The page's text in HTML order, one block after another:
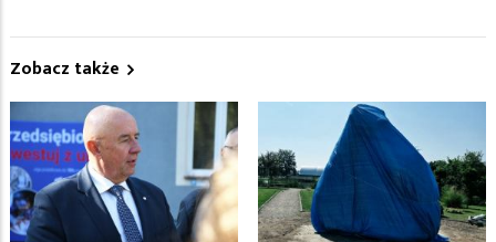
Zobacz także